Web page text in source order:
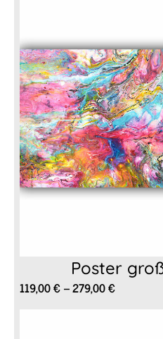
Poster
119,00€–279,00€